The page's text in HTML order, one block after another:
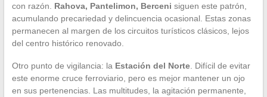
con razón. Rahova, Pantelimon, Berceni siguen este patrón,
acumulando precariedad y delincuencia ocasional. Estas zonas
permanecen al margen de los circuitos turísticos clásicos, lejos
del centro histórico renovado.
Otro punto de vigilancia: la Estación del Norte. Difícil de evitar
este enorme cruce ferroviario, pero es mejor mantener un ojo
en sus pertenencias. Las multitudes, la agitación permanente,